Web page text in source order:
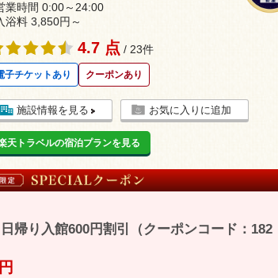
業時間 0:00～24:00
浴料 3,850円～
4.7 点 / 23件
子チケットあり クーポンあり
施設情報を見る お気に入りに追加
天トラベルの宿泊プランを見る
帰り入館600円割引（クーポンコード：182